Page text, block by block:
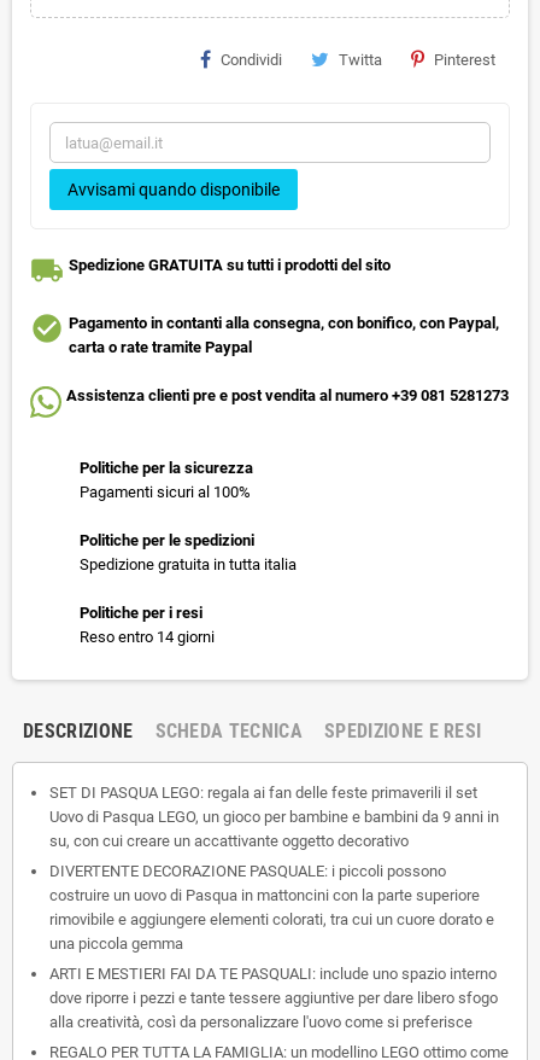
Condividi Twitta Pinterest
Avvisami quando disponibile
local_shipping Spedizione GRATUITA su tutti i prodotti del sito
check_circle Pagamento in contanti alla consegna, con bonifico, con Paypal,
carta o rate tramite Paypal
Assistenza clienti pre e post vendita al numero +39 081 5281273
Politiche per la sicurezza
Pagamenti sicuri al 100%
Politiche per le spedizioni
Spedizione gratuita in tutta italia
Politiche per i resi
Reso entro 14 giorni
DESCRIZIONE SCHEDA TECNICA SPEDIZIONE E RESI
SET DI PASQUA LEGO: regala ai fan delle feste primaverili il set
Uovo di Pasqua LEGO, un gioco per bambine e bambini da 9 anni in
su, con cui creare un accattivante oggetto decorativo
DIVERTENTE DECORAZIONE PASQUALE: i piccoli possono
costruire un uovo di Pasqua in mattoncini con la parte superiore
rimovibile e aggiungere elementi colorati, tra cui un cuore dorato e
una piccola gemma
ARTI E MESTIERI FAI DA TE PASQUALI: include uno spazio interno
dove riporre i pezzi e tante tessere aggiuntive per dare libero sfogo
alla creatività, così da personalizzare l'uovo come si preferisce
REGALO PER TUTTA LA FAMIGLIA: un modellino LEGO ottimo come